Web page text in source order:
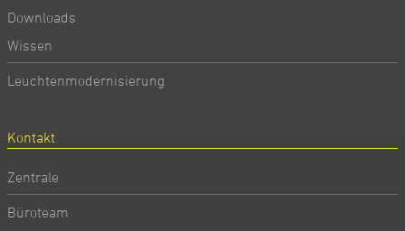
Downloads
Wissen
Leuchtenmodernisierung
Kontakt
Zentrale
Büroteam